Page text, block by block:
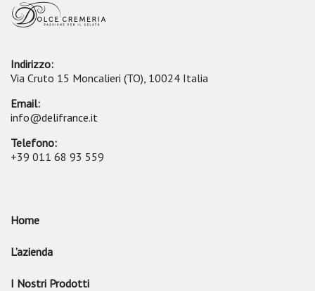
Indirizzo:
Via Cruto 15 Moncalieri (TO), 10024 Italia
Email:
info@delifrance.it
Telefono:
+39 011 68 93 559
Home
L’azienda
I Nostri Prodotti